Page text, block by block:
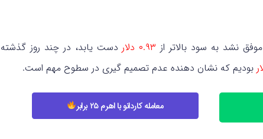
موفق نشد به سود بالاتر از ۰.۹۳ دلار
دست یابد، در چند روز گذشته
بودیم که نشان دهنده عدم تصمیم گیری در سطوح مهم است.
معامله کاردانو با اهرم ۲۵ برابر